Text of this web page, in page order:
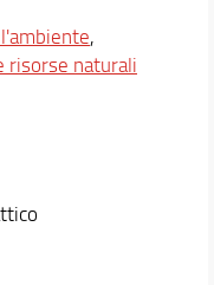
,
risorse naturali